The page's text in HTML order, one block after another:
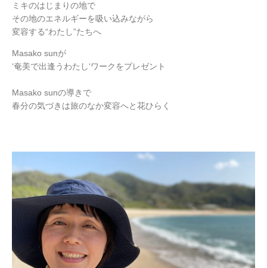
ミキのはじまりの地で
その地のエネルギーを吸い込みながら
変容する“わたし”たちへ
Masako sunが
‘奄美で出逢うわたし‘ワークをプレゼント
Masako sunの導きで
春分の気づきは旅のなか変容へと花ひらく